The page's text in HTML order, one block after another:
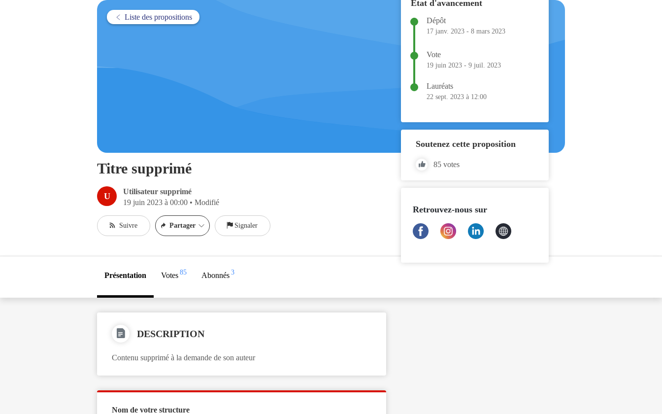
Liste des propositions
Titre supprimé
U
Utilisateur supprimé
19 juin 2023 à 00:00 • Modifié
Suivre Partager Signaler
Présentation Votes 85 Abonnés 3
DESCRIPTION
Contenu supprimé à la demande de son auteur
Nom de votre structure
État d'avancement
Dépôt
17 janv. 2023 - 8 mars 2023
Vote
19 juin 2023 - 9 juil. 2023
Lauréats
22 sept. 2023 à 12:00
Soutenez cette proposition
85 votes
Retrouvez-nous sur